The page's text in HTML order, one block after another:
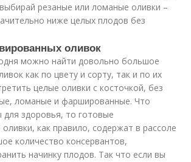
резаные или ломаные оливки –
ниже целых плодов без
оливок
можно найти довольно большое
как по цвету и сорту, так и по их
целые оливки с косточкой, без
ломаные и фаршированные. Что
для здоровья, то готовые
как правило, содержат в рассоле
количество консервантов,
начинку плодов. Так что если вы